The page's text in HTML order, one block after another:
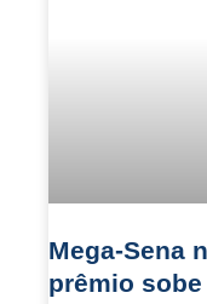
Mega-Sena
prêmio